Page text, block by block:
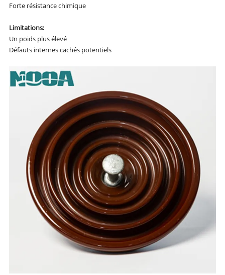
Forte résistance chimique
Limitations:
Un poids plus élevé
Défauts internes cachés potentiels